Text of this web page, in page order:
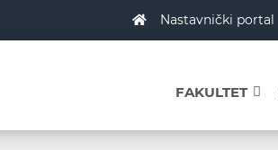
Nastavnički portal
FAKULTET